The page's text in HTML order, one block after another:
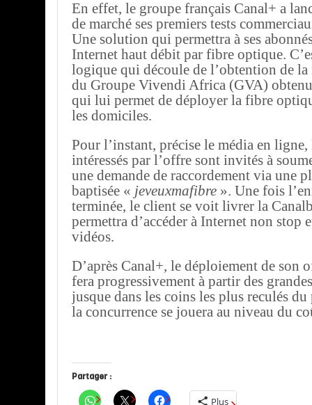
En effet, le groupe français Canal+ a
de marché ses premiers tests
Une solution qui permettra à ses
Internet haut débit par fibre optique.
logique qui découle de l’obtention de
du Groupe Vivendi Africa (GVA)
qui lui permet de déployer la fibre
les domiciles.
Pour l’instant, précise le média en ligne,
intéressés par l’offre sont invités à
une demande de raccordement via une
baptisée « jeveuxmafibre ». Une fois
terminée, le client se voit livrer la
permettra d’accéder à Internet non stop
vidéos.
D’après Canal+, le déploiement de son
fera progressivement à partir des
jusque dans les coins les plus reculés du
la concurrence se jouera au niveau du
Partager :
Plus